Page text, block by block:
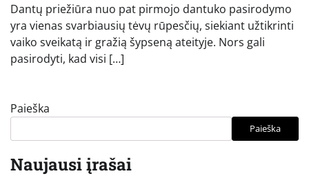
Dantų priežiūra nuo pat pirmojo dantuko pasirodymo
yra vienas svarbiausių tėvų rūpesčių, siekiant užtikrinti
vaiko sveikatą ir gražią šypseną ateityje. Nors gali
pasirodyti, kad visi […]
Paieška
Paieška
Naujausi įrašai